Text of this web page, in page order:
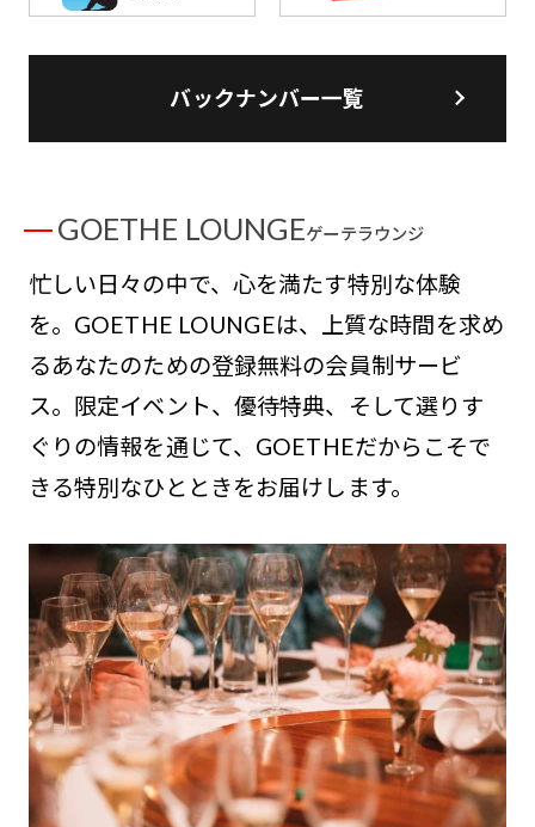
バックナンバー一覧
GOETHE LOUNGEゲーテラウンジ
忙しい日々の中で、心を満たす特別な体験
を。GOETHE LOUNGEは、上質な時間を求め
るあなたのための登録無料の会員制サービ
ス。限定イベント、優待特典、そして選りす
ぐりの情報を通じて、GOETHEだからこそで
きる特別なひとときをお届けします。